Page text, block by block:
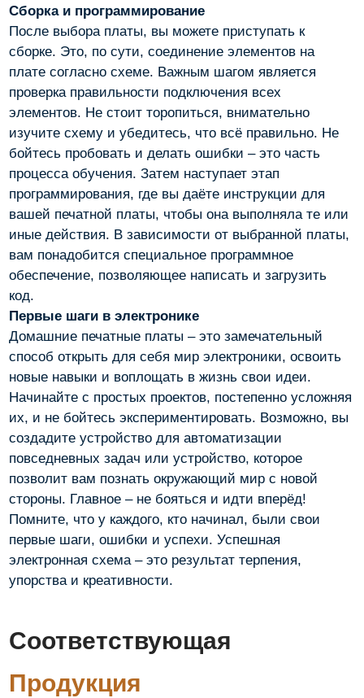
Сборка и программирование
После выбора платы, вы можете приступать к
сборке. Это, по сути, соединение элементов на
плате согласно схеме. Важным шагом является
проверка правильности подключения всех
элементов. Не стоит торопиться, внимательно
изучите схему и убедитесь, что всё правильно. Не
бойтесь пробовать и делать ошибки – это часть
процесса обучения. Затем наступает этап
программирования, где вы даёте инструкции для
вашей печатной платы, чтобы она выполняла те или
иные действия. В зависимости от выбранной платы,
вам понадобится специальное программное
обеспечение, позволяющее написать и загрузить
код.
Первые шаги в электронике
Домашние печатные платы – это замечательный
способ открыть для себя мир электроники, освоить
новые навыки и воплощать в жизнь свои идеи.
Начинайте с простых проектов, постепенно усложняя
их, и не бойтесь экспериментировать. Возможно, вы
создадите устройство для автоматизации
повседневных задач или устройство, которое
позволит вам познать окружающий мир с новой
стороны. Главное – не бояться и идти вперёд!
Помните, что у каждого, кто начинал, были свои
первые шаги, ошибки и успехи. Успешная
электронная схема – это результат терпения,
упорства и креативности.
Соответствующая
Продукция